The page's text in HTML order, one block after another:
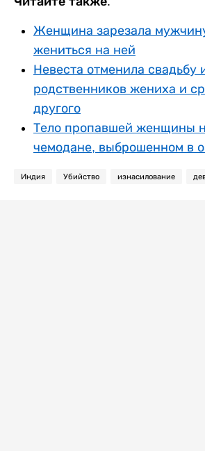
Женщина зарезала
жениться на ней
Невеста отменила свадьбу
родственников жениха и
другого
Тело пропавшей женщины
чемодане, выброшенном в
Индия Убийство изнасилование